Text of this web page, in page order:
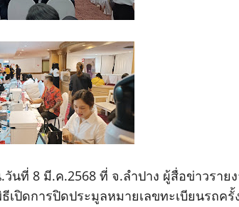
.วันที่ 8 มี.ค.2568 ที่ จ.ลำปาง ผู้สื่อข่าวรา
เปิดการปิดประมูลหมายเลขทะเบียนรถค